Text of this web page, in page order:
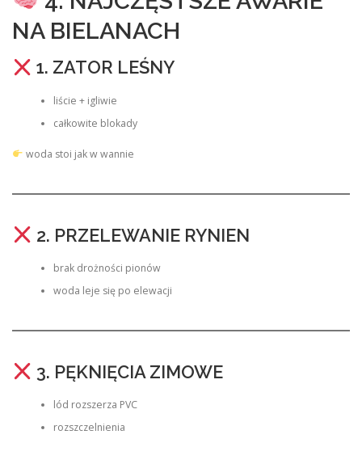
NA BIELANACH
1. ZATOR LEŚNY
liście + igliwie
całkowite blokady
woda stoi jak w wannie
2. PRZELEWANIE RYNIEN
brak drożności pionów
woda leje się po elewacji
3. PĘKNIĘCIA ZIMOWE
lód rozszerza PVC
rozszczelnienia